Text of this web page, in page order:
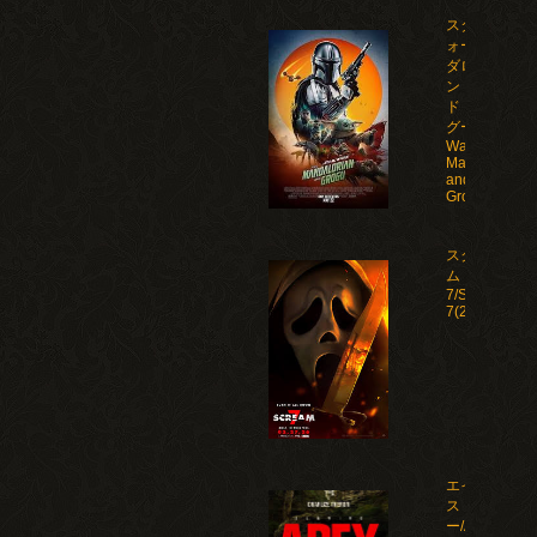
スター・ウ
ォーズ マン
ダロリア
ン・アン
ド・グロー
グー/Star
Wars: The
Mandalorian
and
Grogu(2026)
スクリー
ム
7/Scream
7(2026)
エイペック
ス・プレデタ
ー/